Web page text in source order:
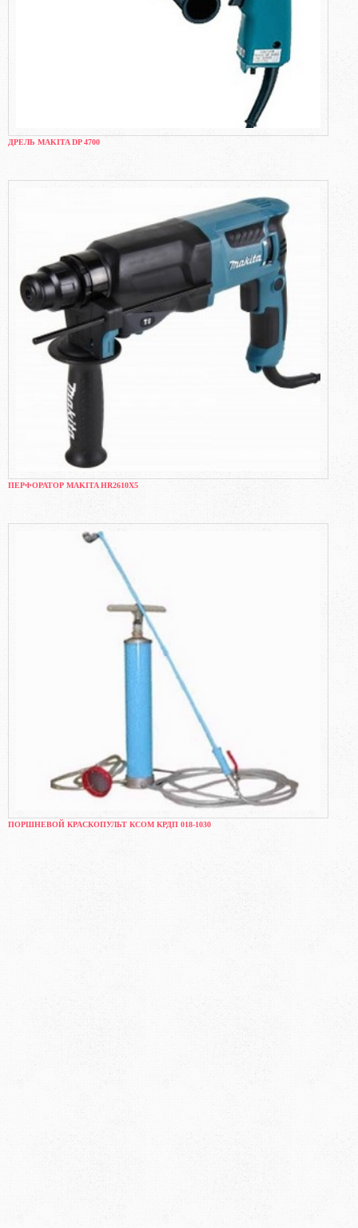
ДРЕЛЬ MAKITA DP 4700
ПЕРФОРАТОР MAKITA HR2610X5
ПОРШНЕВОЙ КРАСКОПУЛЬТ КСОМ КРДП 018-1030